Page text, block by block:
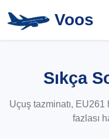
Voos
Sıkça
Uçuş tazminatı,
fazlası